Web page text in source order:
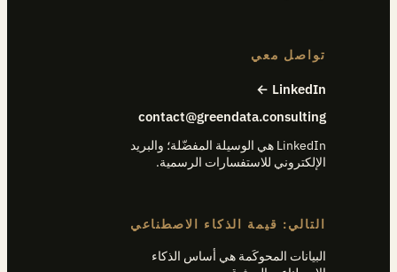
تواصل معي
LinkedIn ←
contact@greendata.consulting
LinkedIn هي الوسيلة المفضّلة؛ والبريد
الإلكتروني للاستفسارات الرسمية.
التالي: قيمة الذكاء الاصطناعي
البيانات المحوكَمة هي أساس الذكاء